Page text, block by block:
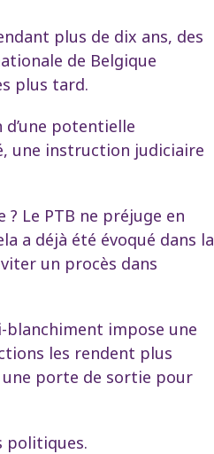
plus de dix ans, des
de Belgique
plus tard.
potentielle
une instruction judiciaire
Le PTB ne préjuge en
a déjà été évoqué dans la
un procès dans
blanchiment impose une
les rendent plus
porte de sortie pour
politiques.